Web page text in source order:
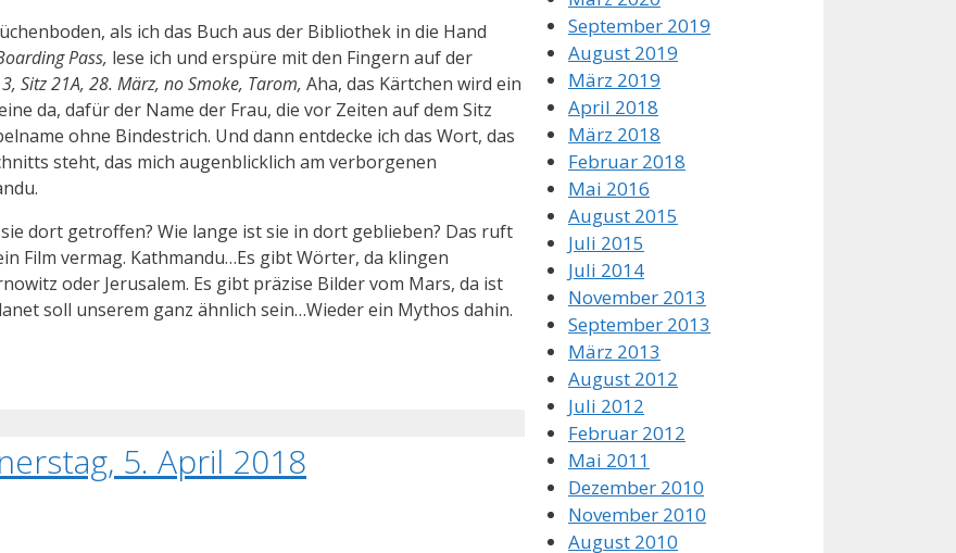
als ich das Buch aus der Bibliothek in die Hand
Pass, lese ich und erspüre mit den Fingern auf der
Sitz 21A, 28. März, no Smoke, Tarom, Aha, das Kärtchen wird ein
da, dafür der Name der Frau, die vor Zeiten auf dem Sitz
ohne Bindestrich. Und dann entdecke ich das Wort, das
steht, das mich augenblicklich am verborgenen
dort getroffen? Wie lange ist sie in dort geblieben? Das ruft
Film vermag. Kathmandu…Es gibt Wörter, da klingen
oder Jerusalem. Es gibt präzise Bilder vom Mars, da ist
soll unserem ganz ähnlich sein…Wieder ein Mythos dahin.
5. April 2018
September 2019
August 2019
März 2019
April 2018
März 2018
Februar 2018
Mai 2016
August 2015
Juli 2015
Juli 2014
November 2013
September 2013
März 2013
August 2012
Juli 2012
Februar 2012
Mai 2011
Dezember 2010
November 2010
August 2010